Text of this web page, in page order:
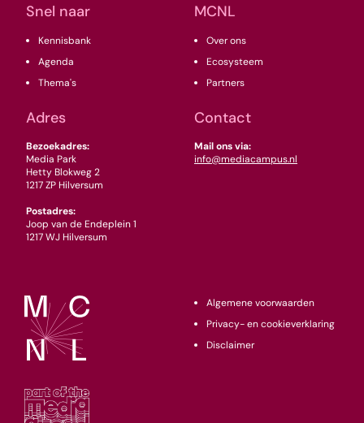
Snel naar
Kennisbank
Agenda
Thema's
MCNL
Over ons
Ecosysteem
Partners
Adres
Bezoekadres:
Media Park
Hetty Blokweg 2
1217 ZP Hilversum
Postadres:
Joop van de Endeplein 1
1217 WJ Hilversum
Contact
Mail ons via:
info@mediacampus.nl
Algemene voorwaarden
Privacy- en cookieverklaring
Disclaimer